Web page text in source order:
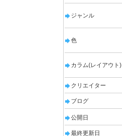
ジャンル
色
カラム(レイアウト)
クリエイター
ブログ
公開日
最終更新日